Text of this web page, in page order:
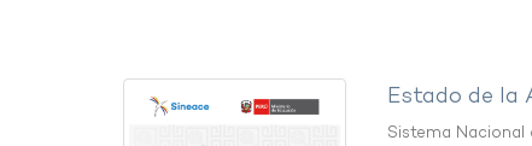
Estado de la
Sistema